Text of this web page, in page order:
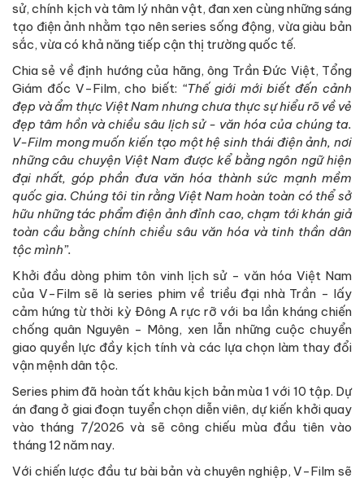
sử, chính kịch và tâm lý nhân vật, đan xen cùng những sáng
tạo điện ảnh nhằm tạo nên series sống động, vừa giàu bản
sắc, vừa có khả năng tiếp cận thị trường quốc tế.
Chia sẻ về định hướng của hãng, ông Trần Đức Việt, Tổng
Giám đốc V-Film, cho biết: “Thế giới mới biết đến cảnh
đẹp và ẩm thực Việt Nam nhưng chưa thực sự hiểu rõ về vẻ
đẹp tâm hồn và chiều sâu lịch sử - văn hóa của chúng ta.
V-Film mong muốn kiến tạo một hệ sinh thái điện ảnh, nơi
những câu chuyện Việt Nam được kể bằng ngôn ngữ hiện
đại nhất, góp phần đưa văn hóa thành sức mạnh mềm
quốc gia. Chúng tôi tin rằng Việt Nam hoàn toàn có thể sở
hữu những tác phẩm điện ảnh đỉnh cao, chạm tới khán giả
toàn cầu bằng chính chiều sâu văn hóa và tinh thần dân
tộc mình”.
Khởi đầu dòng phim tôn vinh lịch sử - văn hóa Việt Nam
của V-Film sẽ là series phim về triều đại nhà Trần - lấy
cảm hứng từ thời kỳ Đông A rực rỡ với ba lần kháng chiến
chống quân Nguyên - Mông, xen lẫn những cuộc chuyển
giao quyền lực đầy kịch tính và các lựa chọn làm thay đổi
vận mệnh dân tộc.
Series phim đã hoàn tất khâu kịch bản mùa 1 với 10 tập. Dự
án đang ở giai đoạn tuyển chọn diễn viên, dự kiến khởi quay
vào tháng 7/2026 và sẽ công chiếu mùa đầu tiên vào
tháng 12 năm nay.
Với chiến lược đầu tư bài bản và chuyên nghiệp, V-Film sẽ